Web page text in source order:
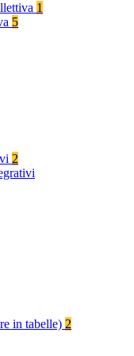
1
5
2
in tabelle) 2